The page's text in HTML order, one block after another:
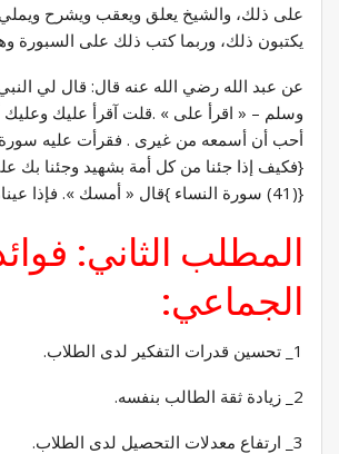
على ذلك، والشيخ يعلق ويعقب ويشرح
يكتبون ذلك، وربما كتب ذلك على السبورة
عن عبد الله رضي الله عنه قال: قال لي
وسلم – « اقرأ على » .قلت آقرأ عليك وعليك
أحب أن أسمعه من غيرى . فقرأت عليه
{فكيف إذا جئنا من كل أمة بشهيد وجئنا بك
{(41) سورة النساء }قال « أمسك ». فإذا عيناه تذرفان.
المطلب الثاني:
الجماعي:
1_ تحسين قدرات التفكير لدى الطلاب.
2_ زيادة ثقة الطالب بنفسه.
3_ ارتفاع معدلات التحصيل لدى الطلاب.